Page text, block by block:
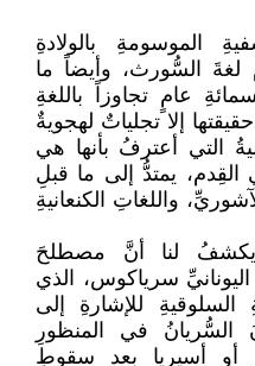
الموسومةِ بالولادةِ
لغةَ السُّورث، وأيضاً ما
عامٍ تجاوزاً باللغةِ
إلا تجلياتٌ لهجويةٌ
التي أعترفُ بأنها هي
يمتدُّ إلى ما قبلِ
واللغاتِ الكنعانيةِ
يكشفُ لنا أنَّ مصطلحَ
اليونانيِّ سرياكوس، الذي
للإشارةِ إلى
في المنظورِ
أو أسيريا بعد سقوطِ